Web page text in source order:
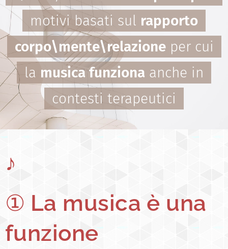
motivi basati sul rapporto
corpo\mente\relazioneper cui
la musica funziona anche in
contesti terapeutici
♪
① La musica è una
funzione